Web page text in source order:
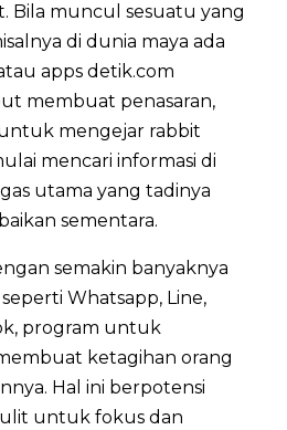
Bila muncul sesuatu yang
di dunia maya ada
apps detik.com
membuat penasaran,
mengejar rabbit
mencari informasi di
utama yang tadinya
sementara.
semakin banyaknya
Whatsapp, Line,
program untuk
ketagihan orang
Hal ini berpotensi
untuk fokus dan